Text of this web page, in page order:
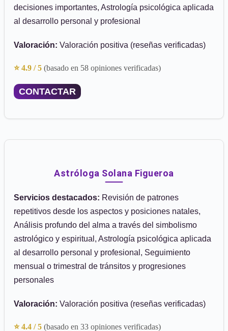
decisiones importantes, Astrología psicológica aplicada
al desarrollo personal y profesional
Valoración: Valoración positiva (reseñas verificadas)
⭐ 4.9 / 5 (basado en 58 opiniones verificadas)
CONTACTAR
Astróloga Solana Figueroa
Servicios destacados: Revisión de patrones
repetitivos desde los aspectos y posiciones natales,
Análisis profundo del alma a través del simbolismo
astrológico y espiritual, Astrología psicológica aplicada
al desarrollo personal y profesional, Seguimiento
mensual o trimestral de tránsitos y progresiones
personales
Valoración: Valoración positiva (reseñas verificadas)
⭐ 4.4 / 5 (basado en 33 opiniones verificadas)